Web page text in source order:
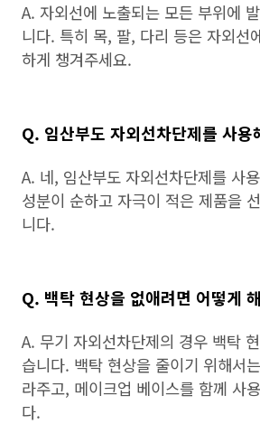
A. 자외선에 노출되는 모든 부위에
니다. 특히 목, 팔, 다리 등은 자외선
하게 챙겨주세요.
Q. 임산부도 자외선차단제를 사용
A. 네, 임산부도 자외선차단제를 사
성분이 순하고 자극이 적은 제품을
니다.
Q. 백탁 현상을 없애려면 어떻게
A. 무기 자외선차단제의 경우 백탁
습니다. 백탁 현상을 줄이기 위해서
라주고, 메이크업 베이스를 함께 사
다.